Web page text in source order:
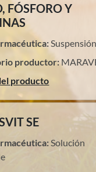
FÓSFORO Y
productor:
producto
SE
Solución